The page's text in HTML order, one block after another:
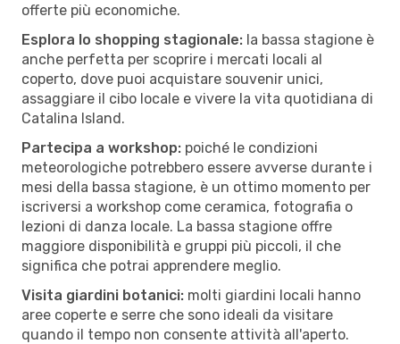
offerte più economiche.
Esplora lo shopping stagionale: la bassa stagione è
anche perfetta per scoprire i mercati locali al
coperto, dove puoi acquistare souvenir unici,
assaggiare il cibo locale e vivere la vita quotidiana di
Catalina Island.
Partecipa a workshop: poiché le condizioni
meteorologiche potrebbero essere avverse durante i
mesi della bassa stagione, è un ottimo momento per
iscriversi a workshop come ceramica, fotografia o
lezioni di danza locale. La bassa stagione offre
maggiore disponibilità e gruppi più piccoli, il che
significa che potrai apprendere meglio.
Visita giardini botanici: molti giardini locali hanno
aree coperte e serre che sono ideali da visitare
quando il tempo non consente attività all'aperto.